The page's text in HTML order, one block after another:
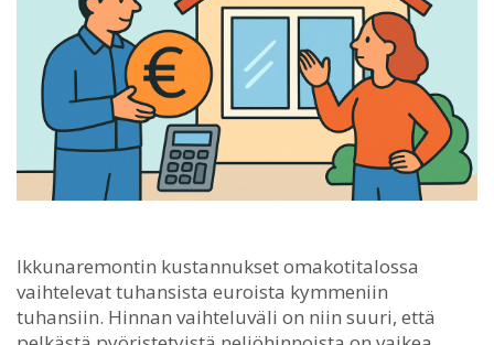
Ikkunaremontin kustannukset omakotitalossa
vaihtelevat tuhansista euroista kymmeniin
tuhansiin. Hinnan vaihteluväli on niin suuri, että